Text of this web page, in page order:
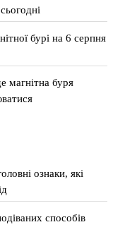
бурі на 6 серпня
магнітна буря
ознаки, які
способів